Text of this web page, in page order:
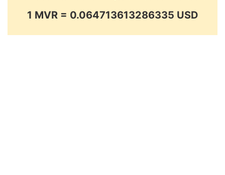
1 MVR = 0.064713613286335 USD